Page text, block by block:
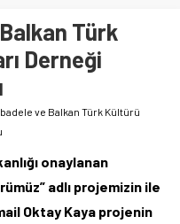
Türk
Derneği
ve Balkan Türk Kültürü
onaylanan
adlı projemizin ile
Oktay Kaya projenin